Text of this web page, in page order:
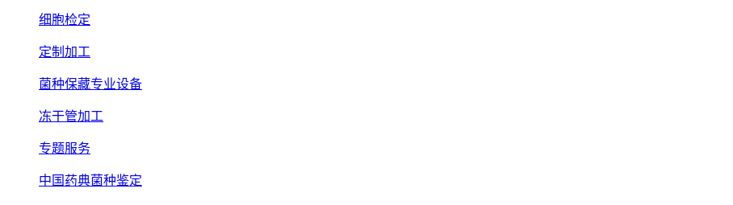
细胞检定
定制加工
菌种保藏专业设备
冻干管加工
专题服务
中国药典菌种鉴定